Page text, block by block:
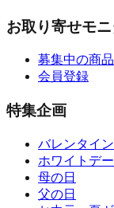
お取り寄せモ
募集中の商品
会員登録
特集企画
バレンタイ
ホワイトデー
母の日
父の日